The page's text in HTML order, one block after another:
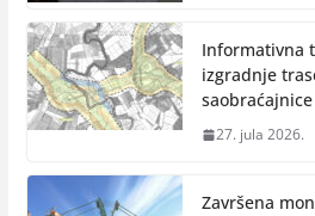
Informativna
izgradnje
27. jula 2026.
Završena